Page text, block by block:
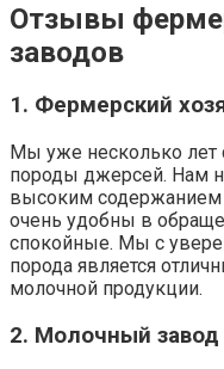
Отзывы
заводов
1. Фермерский
Мы уже несколько
породы джерсей. Нам
высоким
очень удобны в
спокойные. Мы с
порода является
молочной продукции.
2. Молочный завод